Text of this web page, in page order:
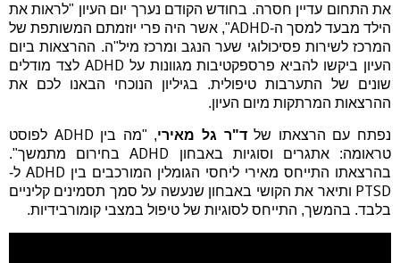
את התחום עדיין חסרה. בחודש הקודם נערך יום העיון "לראות את
הילד מבעד למסך ה-ADHD
", אשר היה פרי יוזמתם המשותפת של
המרכז לשירות פסיכולוגי שער הנגב ומרכז מיל"ה. ההרצאות ביום
העיון ביקשו להביא פרספקטיבות מגוונות על ADHD לצד מודלים
שונים של התערבות טיפולית. בגיליון הנוכחי הבאנו לכם את
ההרצאות המרתקות מיום העיון.
נפתח עם הרצאתו שלד"ר גל מאירי, "מה בין ADHD לפוסט
טראומה: אתגרים וסוגיות באבחון ADHDבחירום מתמשך".
בהרצאתו התייחס מאירי ליחסי הגומלין המורכבים בין ADHD ל-
PTSD ותיאר את הקושי באבחון שנעשה על סמך תסמינים קליניים
בלבד. בהמשך, התייחס לסוגיות של טיפול במצבי קומורבידיות.